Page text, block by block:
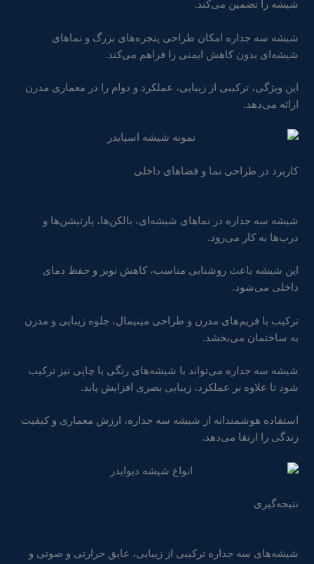
شیشه را تضمین می‌کند.
شیشه سه جداره امکان طراحی پنجره‌های بزرگ و نماهای
شیشه‌ای بدون کاهش ایمنی را فراهم می‌کند.
این ویژگی، ترکیبی از زیبایی، عملکرد و دوام را در معماری مدرن
ارائه می‌دهد.
کاربرد در طراحی نما و فضاهای داخلی
شیشه سه جداره در نماهای شیشه‌ای، بالکن‌ها، پارتیشن‌ها و
درب‌ها به کار می‌رود.
این شیشه باعث روشنایی مناسب، کاهش نویز و حفظ دمای
داخلی می‌شود.
ترکیب با فریم‌های مدرن و طراحی مینیمال، جلوه زیبایی و مدرن
به ساختمان می‌بخشد.
شیشه سه جداره می‌تواند با شیشه‌های رنگی یا چاپی نیز ترکیب
شود تا علاوه بر عملکرد، زیبایی بصری افزایش یابد.
استفاده هوشمندانه از شیشه سه جداره، ارزش معماری و کیفیت
زندگی را ارتقا می‌دهد.
نتیجه‌گیری
شیشه‌های سه جداره ترکیبی از زیبایی، عایق حرارتی و صوتی و